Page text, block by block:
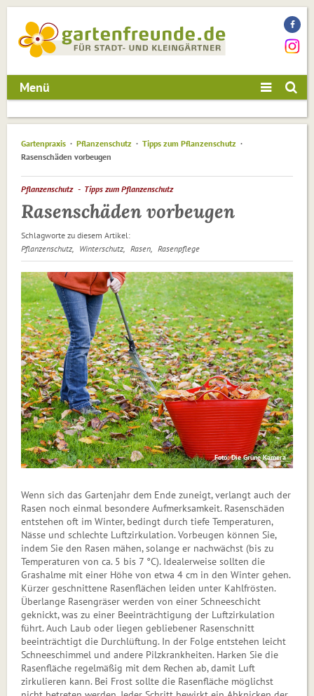
Menü
Gartenpraxis Pflanzenschutz
Tipps zum Pflanzenschutz
Rasenschäden vorbeugen
Pflanzenschutz Tipps zum Pflanzenschutz
Rasenschäden vorbeugen
Schlagworte zu diesem Artikel:
Pflanzenschutz
Winterschutz Rasen Rasenpflege
Foto: Die Grüne Kamera
Wenn sich das Gartenjahr dem Ende zuneigt, verlangt auch der
Rasen noch einmal besondere Aufmerksamkeit. Rasenschäden
entste­hen oft im Winter, bedingt durch tiefe Temperaturen,
Nässe und schlechte Luftzirkulation. Vorbeugen können Sie,
indem Sie den Rasen mähen, solange er nachwächst (bis zu
Temperaturen von ca. 5 bis 7 °C). Idealerweise sollten die
Grashalme mit einer Höhe von etwa 4 cm in den Winter gehen.
Kürzer geschnittene Rasenflächen leiden unter Kahl­frös­ten.
Überlange Rasengräser werden von einer Schneeschicht
geknickt, was zu einer Be­ein­träch­ti­gung der Luftzirkulation
führt. Auch Laub oder liegen ge­blie­bener Rasenschnitt
beeinträchtigt die Durch­lüftung. In der Folge entstehen leicht
Schneeschimmel und andere Pilzkrankheiten. Harken Sie die
Rasenfläche regelmäßig mit dem Rechen ab, damit Luft
zirkulieren kann. Bei Frost sollte die Rasenfläche möglichst